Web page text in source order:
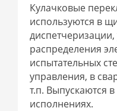
Кулачковые
используются в
распределения
испытательных
управления, в
т.п. Выпускаются
исполнениях.